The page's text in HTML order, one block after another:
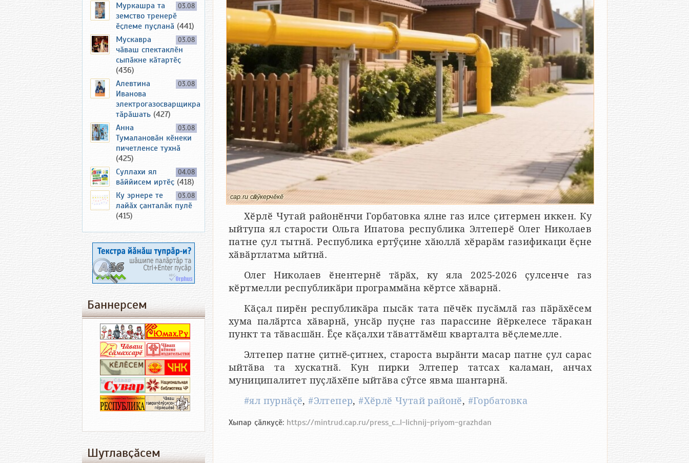
cap.ru сӑнӳкерчӗкӗ
Хӗрлӗ Чутай районӗнчи Горбатовка ялне газ илсе ҫитермен иккен. Ку
ыйтупа ял старости Ольга Ипатова республика Элтеперӗ Олег Николаев
патне ҫул тытнӑ. Республика ертӳҫине хӑюллӑ хӗрарӑм газификаци ӗҫне
хӑвӑртлатма ыйтнӑ.
Олег Николаев ӗнентернӗ тӑрӑх, ку яла 2025-2026 ҫулсенче газ
кӗртмелли республикӑри программӑна кӗртсе хӑварнӑ.
Кӑҫал пирӗн республикӑра пысӑк тата пӗчӗк пусӑмлӑ газ пӑрӑхӗсем
хума палӑртса хӑварнӑ, унсӑр пуҫне газ парассине йӗркелесе тӑракан
пункт та тӑвасшӑн. Ӗҫе кӑҫалхи тӑваттӑмӗш кварталта вӗҫлемелле.
Элтепер патне ҫитнӗ-ҫитнех, староста вырӑнти масар патне ҫул сарас
ыйтӑва та хускатнӑ. Кун пирки Элтепер татсах каламан, анчах
муниципалитет пуҫлӑхӗпе ыйтӑва сӳтсе явма шантарнӑ.
#ял пурнӑҫӗ,#Элтепер,#Хӗрлӗ Чутай районӗ, #Горбатовка
Хыпар ҫӑлкуҫӗ: https://mintrud.cap.ru/press_c...l-lichnij-priyom-grazhdan
03.08
Муркашра та
земство тренерӗ
ӗҫлеме пуҫланӑ (441)
03.08
Мускавра
чӑваш спектаклӗн
сыпӑкне кӑтартӗҫ
(436)
03.08
Алевтина
Иванова
электрогазосварщикра
тӑрӑшать (427)
03.08
Анна
Тумалановӑн кӗнеки
пичетленсе тухнӑ
(425)
04.08
Суллахи ял
вӑййисем иртӗҫ (418)
03.08
Ку эрнере те
лайӑх ҫанталӑк пулӗ
(415)
Баннерсем
Шутлавҫӑсем